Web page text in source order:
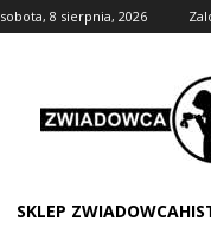
sobota, 8 sierpnia, 2026
SKLEP